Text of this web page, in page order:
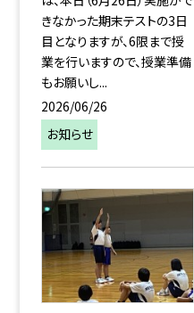
きなかった期末テストの3日
目となりますが、6限まで授
業を行いますので、授業準備
もお願いし...
2026/06/26
お知らせ